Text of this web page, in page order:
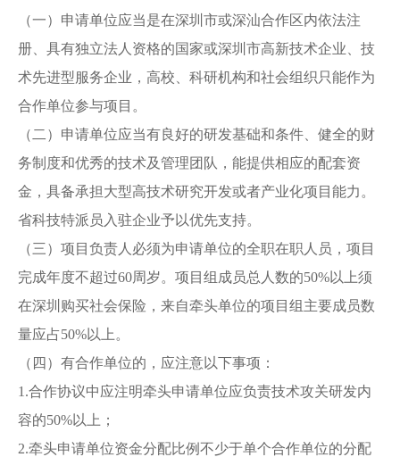
（一）申请单位应当是在深圳市或深汕合作区内依法注
册、具有独立法人资格的国家或深圳市高新技术企业、技
术先进型服务企业，高校、科研机构和社会组织只能作为
合作单位参与项目。
（二）申请单位应当有良好的研发基础和条件、健全的财
务制度和优秀的技术及管理团队，能提供相应的配套资
金，具备承担大型高技术研究开发或者产业化项目能力。
省科技特派员入驻企业予以优先支持。
（三）项目负责人必须为申请单位的全职在职人员，项目
完成年度不超过60周岁。项目组成员总人数的50%以上须
在深圳购买社会保险，来自牵头单位的项目组主要成员数
量应占50%以上。
（四）有合作单位的，应注意以下事项：
1.合作协议中应注明牵头申请单位应负责技术攻关研发内
容的50%以上；
2.牵头申请单位资金分配比例不少于单个合作单位的分配